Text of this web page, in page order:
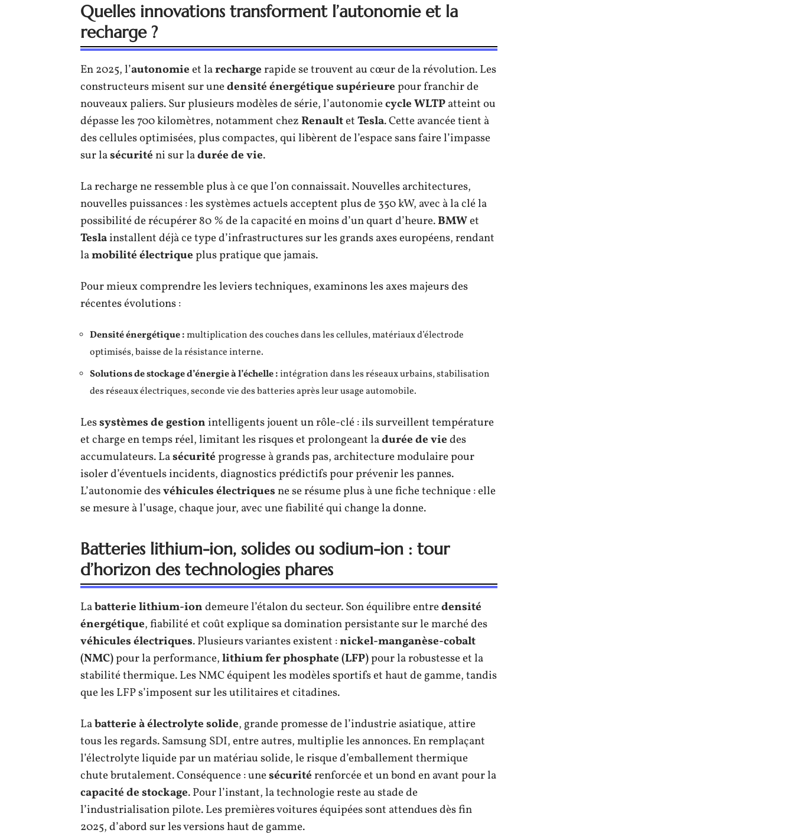
Quelles innovations transforment l’autonomie et la
recharge ?
En 2025, l’autonomieet larechargerapide se trouvent au cœur de la révolution. Les
constructeurs misent sur unedensité énergétique supérieurepour franchir de
nouveaux paliers. Sur plusieurs modèles de série, l’autonomiecycle WLTPatteint ou
dépasse les 700 kilomètres, notamment chezRenaultetTesla. Cette avancée tient à
des cellules optimisées, plus compactes, qui libèrent de l’espace sans faire l’impasse
sur lasécuriténi sur ladurée de vie.
La recharge ne ressemble plus à ce que l’on connaissait. Nouvelles architectures,
nouvelles puissances : les systèmes actuels acceptent plus de 350 kW, avec à la clé la
possibilité de récupérer 80 % de la capacité en moins d’un quart d’heure.BMWet
Teslainstallent déjà ce type d’infrastructures sur les grands axes européens, rendant
lamobilité électriqueplus pratique que jamais.
Pour mieux comprendre les leviers techniques, examinons les axes majeurs des
récentes évolutions :
Densité énergétique :multiplication des couches dans les cellules, matériaux d’électrode
optimisés, baisse de la résistance interne.
Solutions de stockage d’énergie à l’échelle :intégration dans les réseaux urbains, stabilisation
des réseaux électriques, seconde vie des batteries après leur usage automobile.
Lessystèmes de gestionintelligents jouent un rôle-clé : ils surveillent température
et charge en temps réel, limitant les risques et prolongeant ladurée de viedes
accumulateurs. Lasécuritéprogresse à grands pas, architecture modulaire pour
isoler d’éventuels incidents, diagnostics prédictifs pour prévenir les pannes.
L’autonomie desvéhicules électriquesne se résume plus à une fiche technique : elle
se mesure à l’usage, chaque jour, avec une fiabilité qui change la donne.
Batteries lithium-ion, solides ou sodium-ion : tour
d’horizon des technologies phares
Labatterie lithium-iondemeure l’étalon du secteur. Son équilibre entredensité
énergétique, fiabilité et coût explique sa domination persistante sur le marché des
véhicules électriques. Plusieurs variantes existent :nickel-manganèse-cobalt
(NMC)pour la performance,lithium fer phosphate (LFP)pour la robustesse et la
stabilité thermique. Les NMC équipent les modèles sportifs et haut de gamme, tandis
que les LFP s’imposent sur les utilitaires et citadines.
Labatterie à électrolyte solide, grande promesse de l’industrie asiatique, attire
tous les regards. Samsung SDI, entre autres, multiplie les annonces. En remplaçant
l’électrolyte liquide par un matériau solide, le risque d’emballement thermique
chute brutalement. Conséquence : unesécuritérenforcée et un bond en avant pour la
capacité de stockage. Pour l’instant, la technologie reste au stade de
l’industrialisation pilote. Les premières voitures équipées sont attendues dès fin
2025, d’abord sur les versions haut de gamme.